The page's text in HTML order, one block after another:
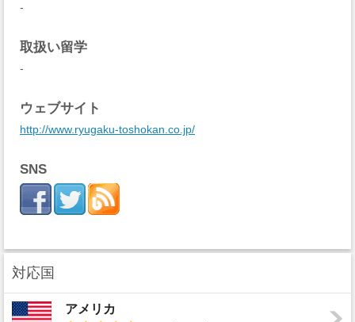
-
取扱い留学
-
ウェブサイト
http://www.ryugaku-toshokan.co.jp/
SNS
対応国
アメリカ